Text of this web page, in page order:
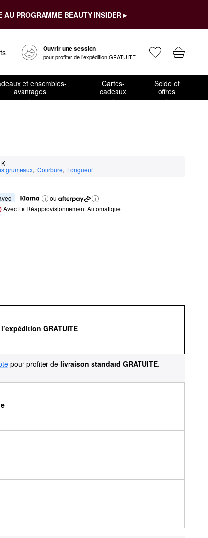
AU PROGRAMME BEAUTY INSIDER ▸
Ouvrir une session
pour profiter de l’expédition GRATUITE
et ensembles-
avantages
Cartes-
cadeaux
Solde et
offres
grumeaux, Courbure, Longueur
ou
Avec Le Réapprovisionnement Automatique
GRATUITE
pour profiter de livraison standard GRATUITE.